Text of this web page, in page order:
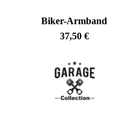
Biker-Armband
37,50 €